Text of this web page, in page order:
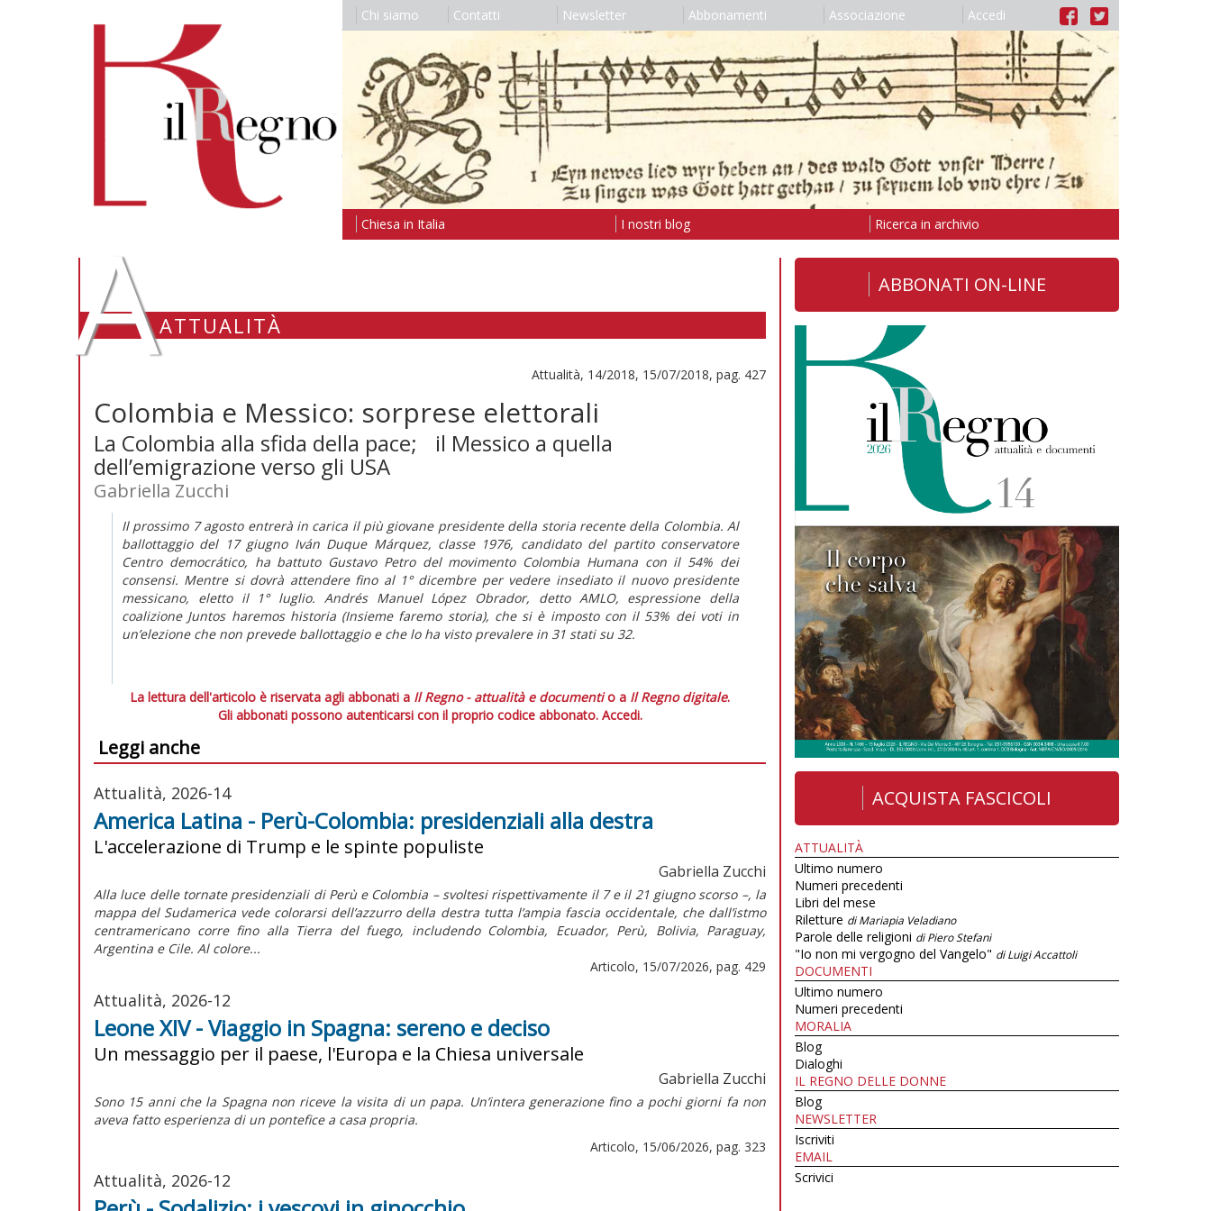
Chi siamo Contatti Newsletter Abbonamenti Associazione Accedi
Chiesa in Italia I nostri blog Ricerca in archivio
AATTUALITÀ
Attualità, 14/2018, 15/07/2018, pag. 427
Colombia e Messico: sorprese elettorali
La Colombia alla sfida della pace; il Messico a quella
dell’emigrazione verso gli USA
Gabriella Zucchi
Il prossimo 7 agosto entrerà in carica il più giovane presidente della storia recente della Colombia. Al
ballottaggio del 17 giugno Iván Duque Márquez, classe 1976, candidato del partito conservatore
Centro democrático, ha battuto Gustavo Petro del movimento Colombia Humana con il 54% dei
consensi. Mentre si dovrà attendere fino al 1° dicembre per vedere insediato il nuovo presidente
messicano, eletto il 1° luglio. Andrés Manuel López Obrador, detto AMLO, espressione della
coalizione Juntos haremos historia (Insieme faremo storia), che si è imposto con il 53% dei voti in
un’elezione che non prevede ballottaggio e che lo ha visto prevalere in 31 stati su 32.
La lettura dell'articolo è riservata agli abbonati a Il Regno - attualità e documentio a Il Regno digitale.
Gli abbonati possono autenticarsi con il proprio codice abbonato. Accedi.
Leggi anche
Attualità, 2026-14
America Latina - Perù-Colombia: presidenziali alla destra
L'accelerazione di Trump e le spinte populiste
Gabriella Zucchi
Alla luce delle tornate presidenziali di Perù e Colombia – svoltesi rispettivamente il 7 e il 21 giugno scorso –, la
mappa del Sudamerica vede colorarsi dell’azzurro della destra tutta l’ampia fascia occidentale, che dall’istmo
centramericano corre fino alla Tierra del fuego, includendo Colombia, Ecuador, Perù, Bolivia, Paraguay,
Argentina e Cile. Al colore...
Articolo, 15/07/2026, pag. 429
Attualità, 2026-12
Leone XIV - Viaggio in Spagna: sereno e deciso
Un messaggio per il paese, l'Europa e la Chiesa universale
Gabriella Zucchi
Sono 15 anni che la Spagna non riceve la visita di un papa. Un’intera generazione fino a pochi giorni fa non
aveva fatto esperienza di un pontefice a casa propria.
Articolo, 15/06/2026, pag. 323
Attualità, 2026-12
ABBONATI ON-LINE
ACQUISTA FASCICOLI
ATTUALITÀ
Ultimo numero
Numeri precedenti
Libri del mese
Riletture di Mariapia Veladiano
Parole delle religioni di Piero Stefani
"Io non mi vergogno del Vangelo" di Luigi Accattoli
DOCUMENTI
Ultimo numero
Numeri precedenti
MORALIA
Blog
Dialoghi
IL REGNO DELLE DONNE
Blog
NEWSLETTER
Iscriviti
EMAIL
Scrivici